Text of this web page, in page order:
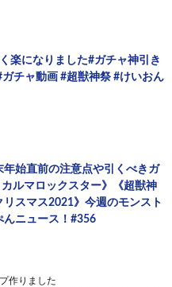
楽になりました#ガチャ神引き
チャ動画 #超獣神祭 #けいおん
年始直前の注意点や引くべきガ
ルマロックスター》《超獣神
リスマス2021》今週のモンスト
んニュース！#356
作りました